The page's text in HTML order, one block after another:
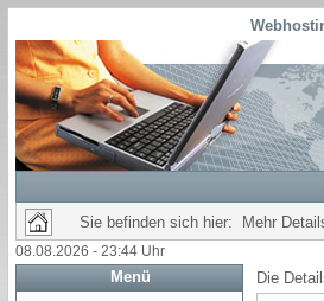
Sie befinden sich hier: Mehr
08.08.2026 - 23:44 Uhr
Menü
Die